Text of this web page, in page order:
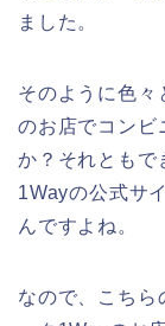
ました。
そのように色々
のお店でコンビ
か？それともで
1Wayの公式サ
んですよね。
なので、こちら